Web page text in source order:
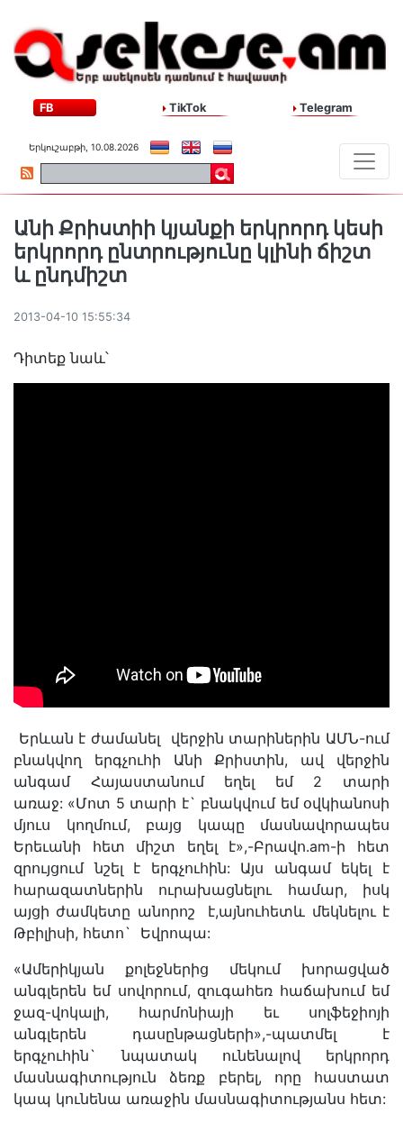
FB TikTok Telegram
Երկուշաբթի, 10.08.2026
Անի Քրիստիի կյանքի երկրորդ կեսի
երկրորդ ընտրությունը կլինի ճիշտ
և ընդմիշտ
2013-04-10 15:55:34
Դիտեք նաև՝
Երևան է ժամանել վերջին տարիներին ԱՄՆ-ում
բնակվող երգչուհի Անի Քրիստին, ավ վերջին
անգամ Հայաստանում եղել եմ 2 տարի
առաջ: «Մոտ 5 տարի է` բնակվում եմ օվկիանոսի
մյուս կողմում, բայց կապը մասնավորապես
Երեւանի հետ միշտ եղել է»,-Բրավո.am-ի հետ
զրույցում նշել է երգչուհին: Այս անգամ եկել է
հարազատներին ուրախացնելու համար, իսկ
այցի ժամկետը անորոշ է,այնուհետև մեկնելու է
Թբիլիսի, հետո` Եվրոպա:
«Ամերիկյան քոլեջներից մեկում խորացված
անգլերեն եմ սովորում, զուգահեռ հաճախում եմ
ջազ-վոկալի, հարմոնիայի եւ սոլֆեջիոյի
անգլերեն դասընթացների»,-պատմել է
երգչուհին` նպատակ ունենալով երկրորդ
մասնագիտություն ձեռք բերել, որը հաստատ
կապ կունենա առաջին մասնագիտությանս հետ: